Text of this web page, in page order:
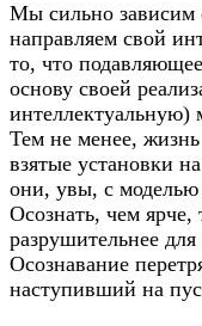
Мы сильно зависим
направляем свой
то, что
основу своей
Тем не менее,
взятые установки
они, увы, с моделью
Осознать, чем
разрушительнее
Осознавание
наступивший на